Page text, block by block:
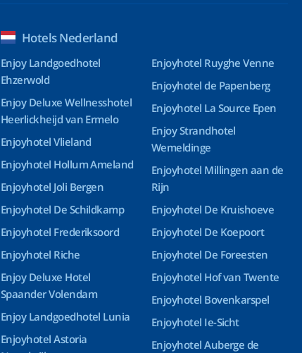
Hotels Nederland
Enjoy Landgoedhotel
Ehzerwold
Enjoy Deluxe Wellnesshotel
Heerlickheijd van Ermelo
Enjoyhotel Vlieland
Enjoyhotel Hollum Ameland
Enjoyhotel Joli Bergen
Enjoyhotel De Schildkamp
Enjoyhotel Frederiksoord
Enjoyhotel Riche
Enjoy Deluxe Hotel
Spaander Volendam
Enjoy Landgoedhotel Lunia
Enjoyhotel Astoria
Enjoyhotel Ruyghe Venne
Enjoyhotel de Papenberg
Enjoyhotel La Source Epen
Enjoy Strandhotel
Wemeldinge
Enjoyhotel Millingen aan de
Rijn
Enjoyhotel De Kruishoeve
Enjoyhotel De Koepoort
Enjoyhotel De Foreesten
Enjoyhotel Hof van Twente
Enjoyhotel Bovenkarspel
Enjoyhotel Ie-Sicht
Enjoyhotel Auberge de